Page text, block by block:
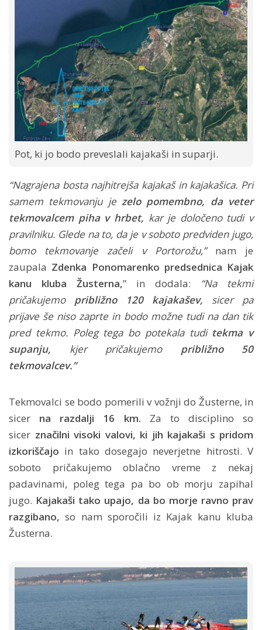
Pot, ki jo bodo preveslali kajakaši in suparji.
“Nagrajena bosta najhitrejša kajakaš in kajakašica. Pri
samem tekmovanju je zelo pomembno, da veter
tekmovalcem piha v hrbet, kar je določeno tudi v
pravilniku. Glede na to, da je v soboto predviden jugo,
bomo tekmovanje začeli v Portorožu,”nam je
zaupala Zdenka Ponomarenko predsednica Kajak
kanu kluba Žusterna,” in dodala: “Na tekmi
pričakujemo približno 120 kajakašev, sicer pa
prijave še niso zaprte in bodo možne tudi na dan tik
pred tekmo. Poleg tega bo potekala tudi tekma v
supanju, kjer pričakujemo približno 50
tekmovalcev.”
Tekmovalci se bodo pomerili v vožnji do Žusterne, in
sicer na razdalji 16 km. Za to disciplino so
sicer značilni visoki valovi, ki jih kajakaši s pridom
izkoriščajo in tako dosegajo neverjetne hitrosti. V
soboto pričakujemo oblačno vreme z nekaj
padavinami, poleg tega pa bo ob morju zapihal
jugo. Kajakaši tako upajo, da bo morje ravno prav
razgibano,so nam sporočili iz Kajak kanu kluba
Žusterna.